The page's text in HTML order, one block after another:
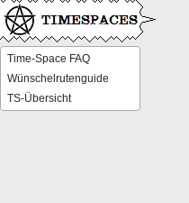
Time-Space FAQ
Wünschelrutenguide
TS-Übersicht